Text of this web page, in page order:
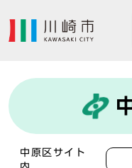
中原区サイト